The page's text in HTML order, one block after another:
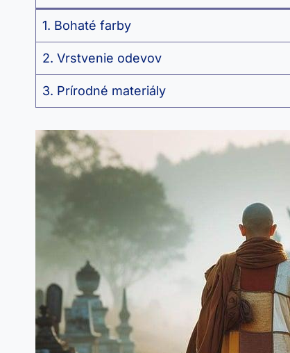
1. Bohaté farby
2. Vrstvenie odevov
3. Prírodné materiály